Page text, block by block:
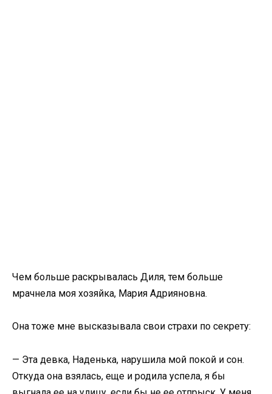
Чем больше раскрывалась Диля, тем больше
мрачнела моя хозяйка, Мария Адрияновна.
Она тоже мне высказывала свои страхи по секрету:
— Эта девка, Наденька, нарушила мой покой и сон.
Откуда она взялась, еще и родила успела, я бы